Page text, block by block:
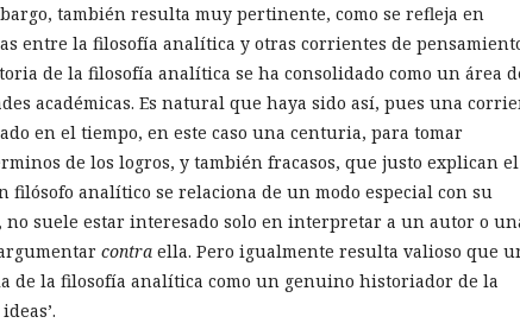
también resulta muy pertinente, como se refleja en
entre la filosofía analítica y otras corrientes de
de la filosofía analítica se ha consolidado como un área
académicas. Es natural que haya sido así, pues una
en el tiempo, en este caso una centuria, para tomar
de los logros, y también fracasos, que justo explican el
filósofo analítico se relaciona de un modo especial con su
suele estar interesado solo en interpretar a un autor o
contra ella. Pero igualmente resulta valioso que
de la filosofía analítica como un genuino historiador de la